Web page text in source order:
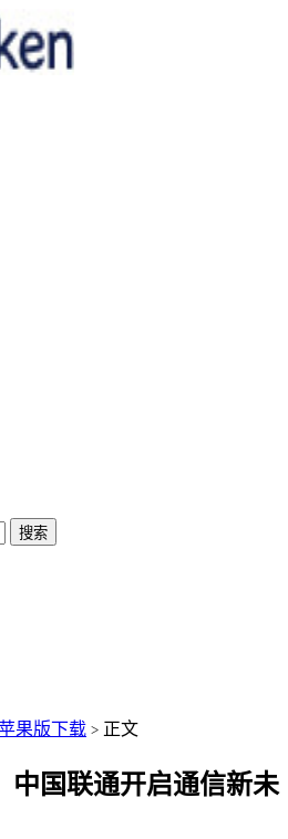
搜索
果版下载 > 正文
中国联通开启通信新未